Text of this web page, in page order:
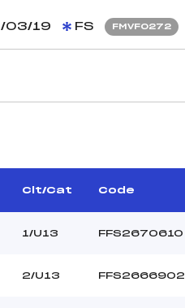
03/19 FS FMVF0272
–
FREDERIC (MV)
Clt/Cat Code
1/U13 FFS2670610
2/U13 FFS2666902